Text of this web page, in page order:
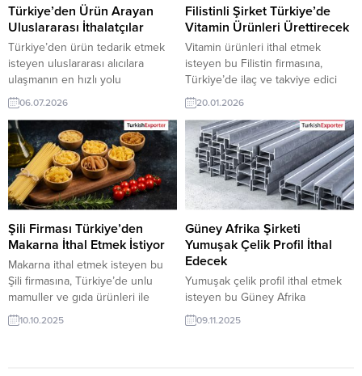
detaylarına buradan
ulaşabilirsiniz. İletişim: 444 23 99
– 539 773 3550 Tüm dünyadan...
Türkiye’den Ürün Arayan
Uluslararası İthalatçılar
Türkiye’den ürün tedarik etmek
isteyen uluslararası alıcılara
ulaşmanın en hızlı yolu
TurkishExporter! Her gün
yayınlanan güncel alıcı talepleriyle
yeni ihracat fırsatlarını keşfedin,
güvenilir ithalatçılarla doğrudan
iletişim kurun ve ihracatınızı
dünyanın dört bir yanına büyütün.
⮩ Yüzlerce yeni ihracat
fırsatlarını görüntüleyin! Romanya,
Çok Amaçlı Islak Mendil Satın
Almak İstiyorTunus Firması,
Hırdavat...
06.07.2026
Filistinli Şirket Türkiye’de
Vitamin Ürünleri Ürettirecek
Vitamin ürünleri ithal etmek
isteyen bu Filistin firmasına,
Türkiye’de ilaç ve takviye edici
gıdalar ile vitamin ürünleri
üreticisi veya tedarikçisi olan
ihracatçı firmalar teklif sunabilirler.
Yeni bir ihracat pazarı fırsatı olan
bu alım ilanının iletişim bilgilerine
TurkishExporter VIP üyeleri ile TE
üyelik kredisi sahibi ihracat
şirketleri erişebilmektedir. ➤ Bu
ithalat...
20.01.2026
Şili Firması Türkiye’den
Makarna İthal Etmek İstiyor
Makarna ithal etmek isteyen bu
Şili firmasına, Türkiye’de unlu
mamuller ve gıda ürünleri ile
makarna üreticisi veya tedarikçisi
olan ihracatçı firmalar teklif
10.10.2025
Güney Afrika Şirketi
Yumuşak Çelik Profil İthal
Edecek
Yumuşak çelik profil ithal etmek
isteyen bu Güney Afrika
firmasına, Türkiye’de metal sanayi
ve inşaat malzemeleri ile
09.11.2025